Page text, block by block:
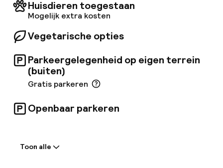
VAN DE GREEN PASS OM TOEGANG TE KRIJGEN
TOT DE HOTELS. VOOR MEER INFORMATIE,
RAADPLEEG DE VOLGENDE LINK: https://www.
gazzettaufficiale.
it/eli/id/2021/12/30/21G00258/sg
Huisdieren toegestaan
Mogelijk extra kosten
Vegetarische opties
Parkeergelegenheid op eigen terrein
(buiten)
Gratis parkeren
Openbaar parkeren
Toon alle